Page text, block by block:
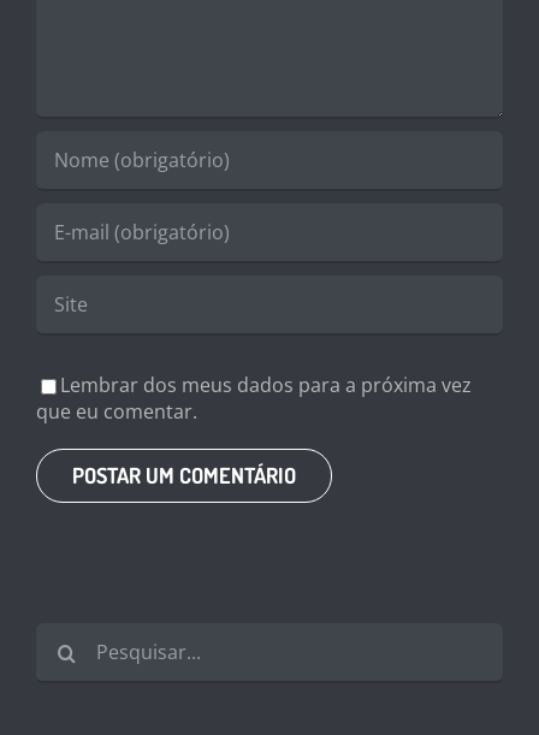
Lembrar dos meus dados para a próxima vez
que eu comentar.
resultados